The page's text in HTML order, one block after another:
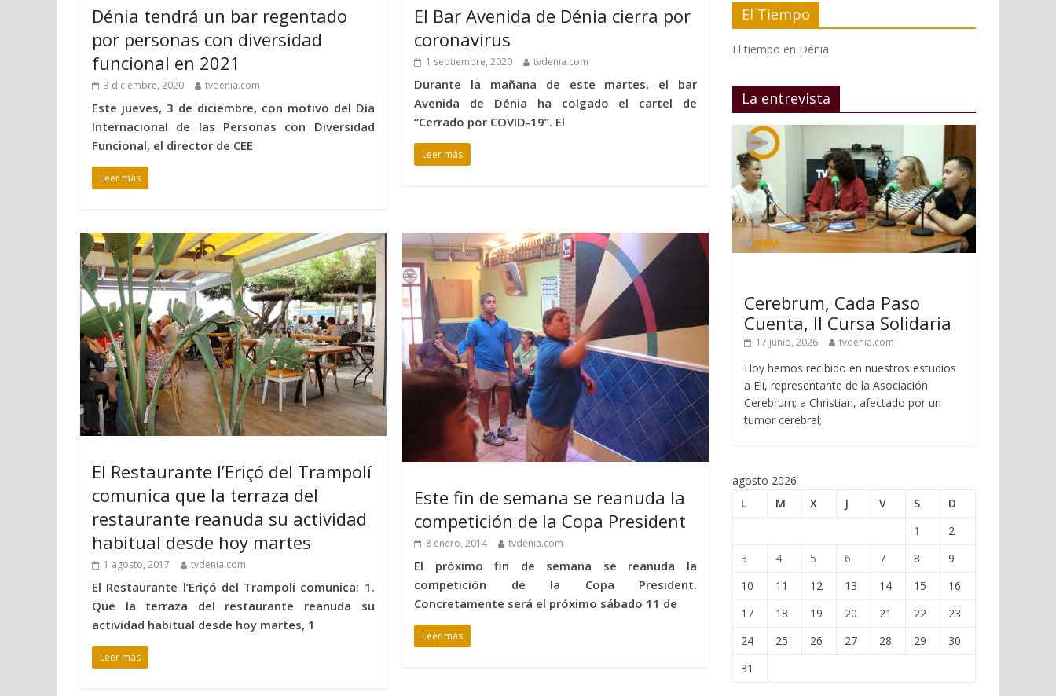
Dénia tendrá un bar regentado
por personas con diversidad
funcional en 2021
3 diciembre, 2020 tvdenia.com
Este jueves, 3 de diciembre, con motivo del Día
Internacional de las Personas con Diversidad
Funcional, el director de CEE
Leer más
El Bar Avenida de Dénia cierra por
coronavirus
1 septiembre, 2020 tvdenia.com
Durante la mañana de este martes, el bar
Avenida de Dénia ha colgado el cartel de
“Cerrado por COVID-19”. El
Leer más
El Restaurante l’Eriçó del Trampolí
comunica que la terraza del
restaurante reanuda su actividad
habitual desde hoy martes
1 agosto, 2017 tvdenia.com
El Restaurante l’Eriçó del Trampolí comunica: 1.
Que la terraza del restaurante reanuda su
actividad habitual desde hoy martes, 1
Leer más
Este fin de semana se reanuda la
competición de la Copa President
8 enero, 2014 tvdenia.com
El próximo fin de semana se reanuda la
competición de la Copa President.
Concretamente será el próximo sábado 11 de
Leer más
El Tiempo
El tiempo en Dénia
La entrevista
Cerebrum, Cada Paso
Cuenta, II Cursa Solidaria
17 junio, 2026 tvdenia.com
Hoy hemos recibido en nuestros estudios
a Eli, representante de la Asociación
Cerebrum; a Christian, afectado por un
tumor cerebral;
agosto 2026
L
M X J V S
D
1
2
3
4 5 6 7 8
9
10
11 12 13 14 15
16
17
18 19 20 21 22
23
24
25 26 27 28 29
30
31